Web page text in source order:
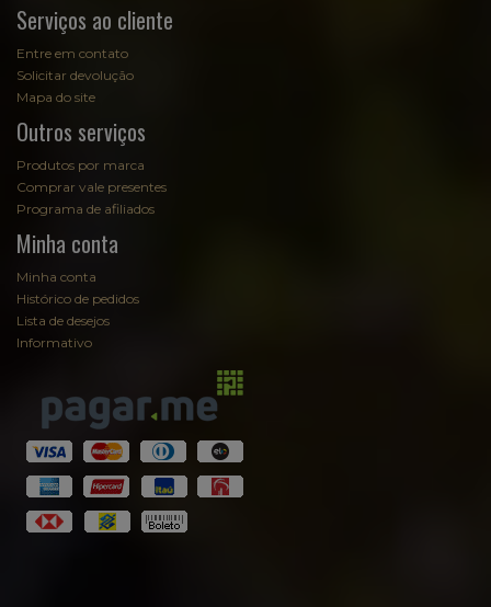
Serviços ao cliente
Entre em contato
Solicitar devolução
Mapa do site
Outros serviços
Produtos por marca
Comprar vale presentes
Programa de afiliados
Minha conta
Minha conta
Histórico de pedidos
Lista de desejos
Informativo